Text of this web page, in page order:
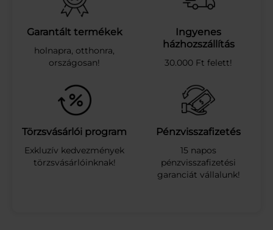
O
L
Y
K
O
S
Ú
R
.
S
Z
.
Garantált termékek
holnapra, otthonra,
országosan!
Ingyenes
házhozszállítás
30.000 Ft felett!
Törzsvásárlói program
Exkluzív kedvezmények
törzsvásárlóinknak!
Pénzvisszafizetés
15 napos
pénzvisszafizetési
garanciát vállalunk!